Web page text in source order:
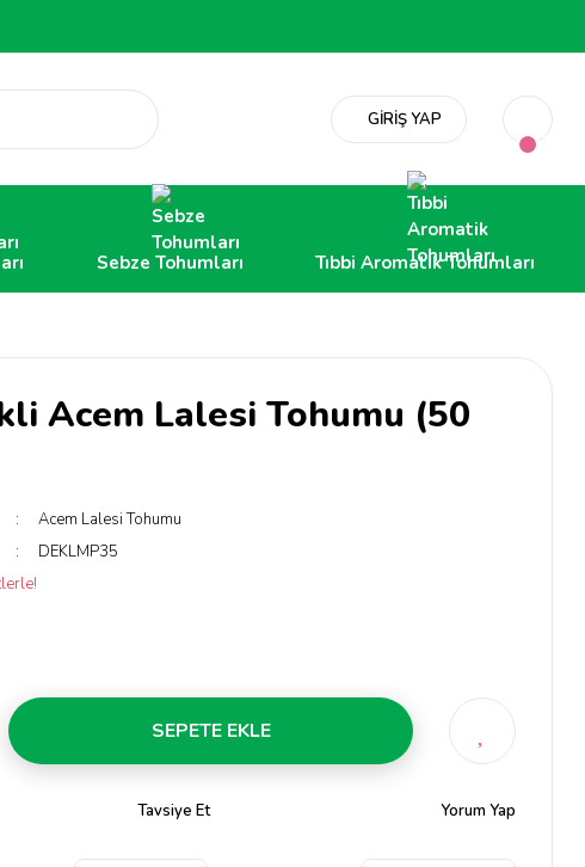
GİRİŞ YAP
Sebze Tohumları Tıbbi Aromatik Tohumları
Acem Lalesi Tohumu (50
Acem Lalesi Tohumu
DEKLMP35
SEPETE EKLE
Tavsiye Et Yorum Yap